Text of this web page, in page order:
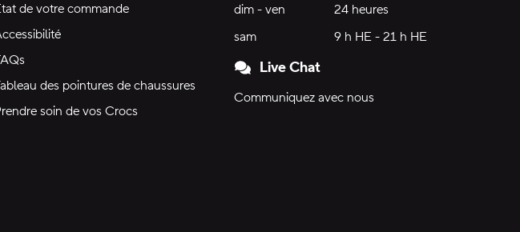
de votre commande
des pointures de chaussures
soin de vos Crocs
Heures d'ouverture:
dim - ven dimanche à vendredi
24 heures
sam
9 h HE - 21 h HE
Live Chat
Communiquez avec nous